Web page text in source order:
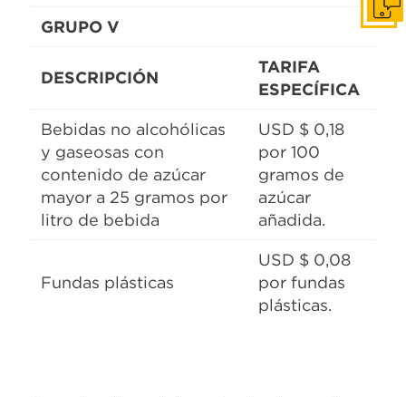
GRUPO V
DESCRIPCIÓN
TARIFA
ESPECÍFICA
Bebidas no alcohólicas
y gaseosas con
contenido de azúcar
mayor a 25 gramos por
litro de bebida
USD $ 0,18
por 100
gramos de
azúcar
añadida.
Fundas plásticas
USD $ 0,08
por fundas
plásticas.